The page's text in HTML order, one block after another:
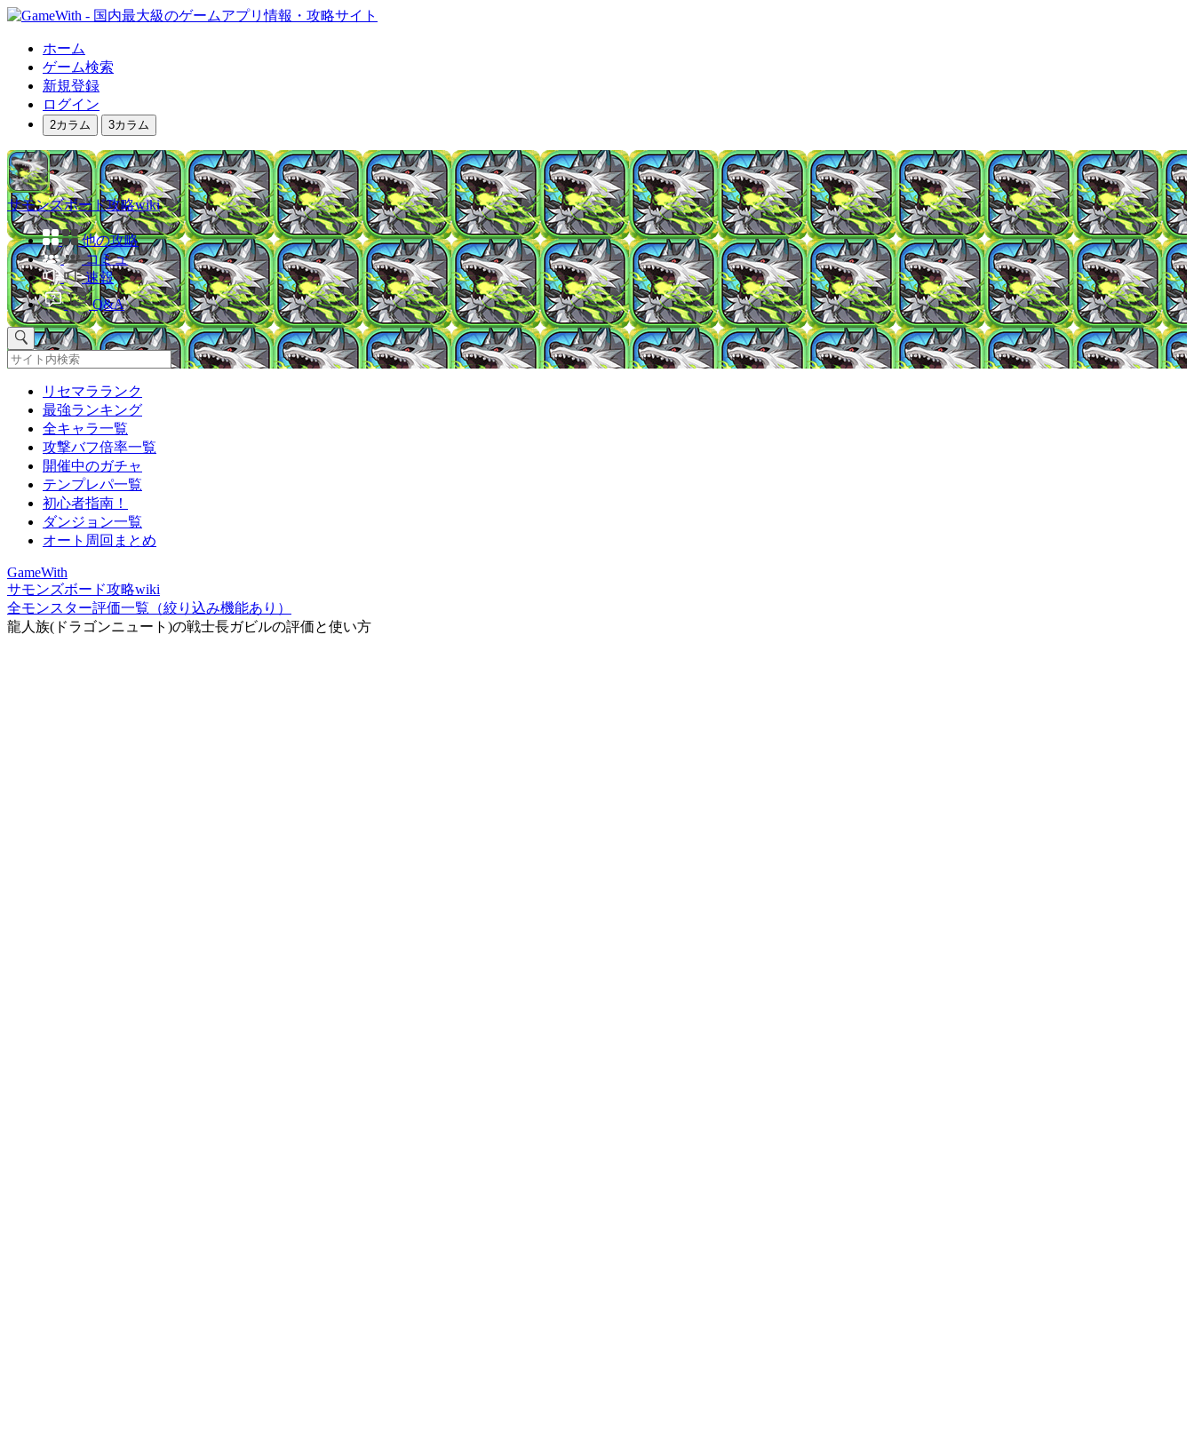
ホーム
ゲーム検索
新規登録
ログイン
2カラム 3カラム
サモンズボード攻略wiki
他の攻略
コミュ
速報
Q&A
リセマラランク
最強ランキング
全キャラ一覧
攻撃バフ倍率一覧
開催中のガチャ
テンプレパ一覧
初心者指南！
ダンジョン一覧
オート周回まとめ
GameWith
サモンズボード攻略wiki
全モンスター評価一覧（絞り込み機能あり）
龍人族(ドラゴンニュート)の戦士長ガビルの評価と使い方